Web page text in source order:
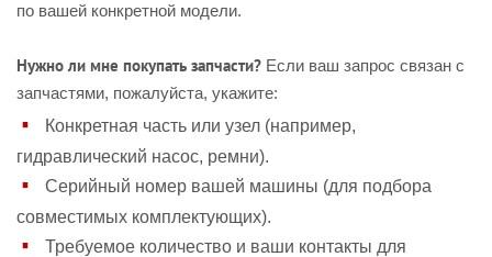
по вашей конкретной модели.
Нужно ли мне покупать запчасти? Если ваш запрос связан с
запчастями, пожалуйста, укажите:
Конкретная часть или узел (например,
гидравлический насос, ремни).
Серийный номер вашей машины (для подбора
совместимых комплектующих).
Требуемое количество и ваши контакты для